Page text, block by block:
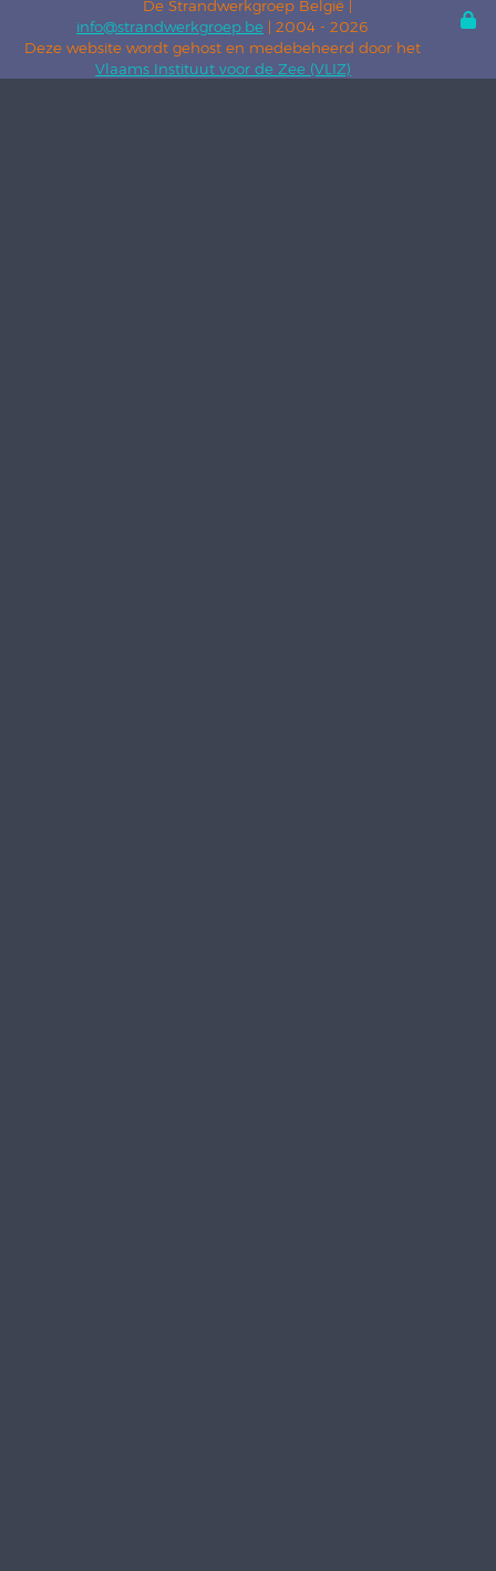
De Strandwerkgroep België |
info@strandwerkgroep.be | 2004 - 2026
Deze website wordt gehost en medebeheerd door het
Vlaams Instituut voor de Zee (VLIZ)